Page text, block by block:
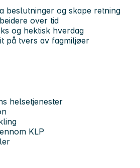
beslutninger og skape retning
over tid
og hektisk hverdag
på tvers av fagmiljøer
helsetjenester
KLP